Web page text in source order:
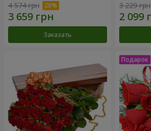
4 574 грн
Заказать
3 229 грн